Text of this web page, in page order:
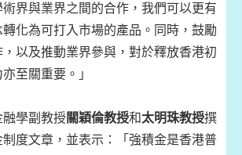
界與業界之間的合作，我們可以更有
化為可打入市場的產品。同時，鼓勵
以及推動業界參與，對於釋放香港初
至關重要。」
學副教授關穎倫教授和太明珠教授撰
度文章，並表示：「強積金是香港普